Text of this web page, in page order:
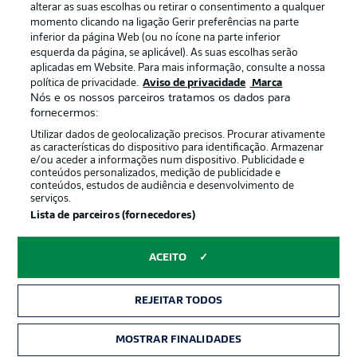
Oferecido por
Gerir preferências Aviso de privacidade
Emissoras
Trabalhe conosco Marca
alterar as suas escolhas ou retirar o consentimento a qualquer
momento clicando na ligação Gerir preferências na parte
inferior da página Web (ou no ícone na parte inferior
esquerda da página, se aplicável). As suas escolhas serão
aplicadas em Website. Para mais informação, consulte a nossa
política de privacidade. Aviso de privacidade Marca
Nós e os nossos parceiros tratamos os dados para
fornecermos:
Utilizar dados de geolocalização precisos. Procurar ativamente
as características do dispositivo para identificação. Armazenar
e/ou aceder a informações num dispositivo. Publicidade e
conteúdos personalizados, medição de publicidade e
conteúdos, estudos de audiência e desenvolvimento de
serviços.
Lista de parceiros (fornecedores)
ACEITO
REJEITAR TODOS
MOSTRAR FINALIDADES